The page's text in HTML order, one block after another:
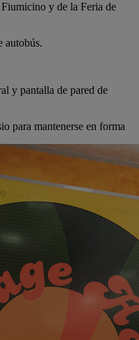
y de la Feria de
autobús.
y pantalla de pared de
para mantenerse en forma